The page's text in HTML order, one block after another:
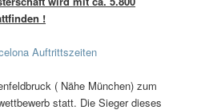
!
Auftrittszeiten
( Nähe München) zum
statt. Die Sieger dieses